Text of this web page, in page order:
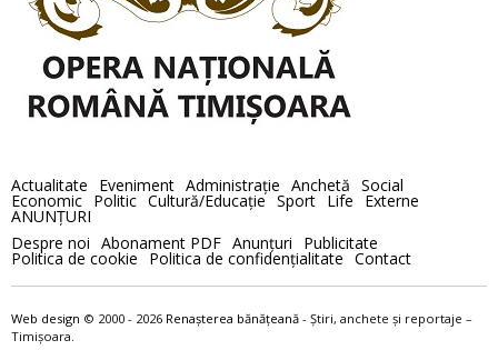
Actualitate Eveniment Administraţie Anchetă Social
Economic Politic Cultură/Educaţie Sport Life Externe
ANUNȚURI
Despre noi Abonament PDF Anunţuri Publicitate
Politica de cookie Politica de confidenţialitate Contact
Web design © 2000 - 2026 Renaşterea bănăţeană - Ştiri, anchete şi reportaje –
Timișoara.